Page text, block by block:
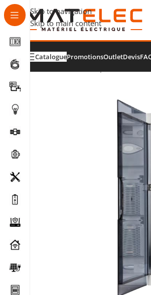
Skip to navigation
Skip to main content
CataloguePromotionsOutletDevis